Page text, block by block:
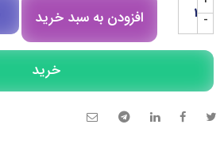
-
افزودن به سبد خرید
خرید